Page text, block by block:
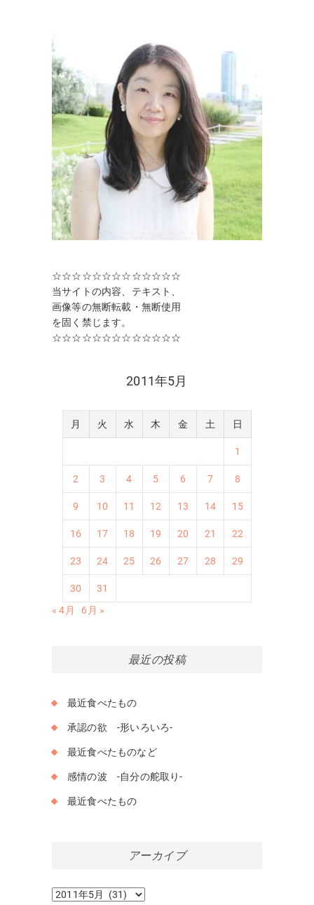
☆☆☆☆☆☆☆☆☆☆☆☆☆
当サイトの内容、テキスト、
画像等の無断転載・無断使用
を固く禁じます。
☆☆☆☆☆☆☆☆☆☆☆☆☆
2011年5月
月 火 水 木 金 土 日
1
2 3 4 5 6 7 8
9 10 11 12 13 14 15
16 17 18 19 20 21 22
23 24 25 26 27 28 29
30
31
« 4月
6月 »
最近の投稿
最近食べたもの
承認の欲 -形いろいろ-
最近食べたものなど
感情の波 -自分の舵取り-
最近食べたもの
アーカイブ
ア